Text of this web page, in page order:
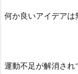
何か良いアイデアは
運動不足が解消さ